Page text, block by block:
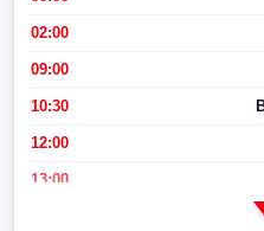
02:00
09:00
10:30
12:00
13:00